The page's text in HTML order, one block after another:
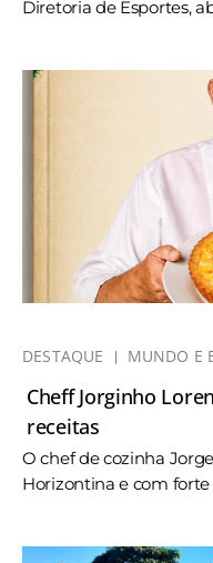
Diretoria de Esportes,
DESTAQUE MUNDO E
Cheff Jorginho
receitas
O chef de cozinha
Horizontina e com